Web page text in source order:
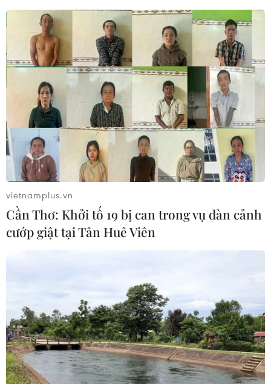
vietnamplus.vn
Cần Thơ: Khởi tố 19 bị can trong vụ dàn cảnh
cướp giật tại Tân Huê Viên